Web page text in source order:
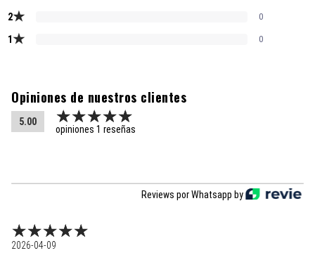
2★ 0
1★ 0
Opiniones de nuestros clientes
5.00
opiniones 1 reseñas
Reviews por Whatsapp by
2026-04-09